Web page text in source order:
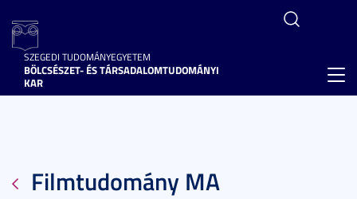
SZEGEDI TUDOMÁNYEGYETEM
BÖLCSÉSZET- ÉS TÁRSADALOMTUDOMÁNYI
KAR
Filmtudomány MA